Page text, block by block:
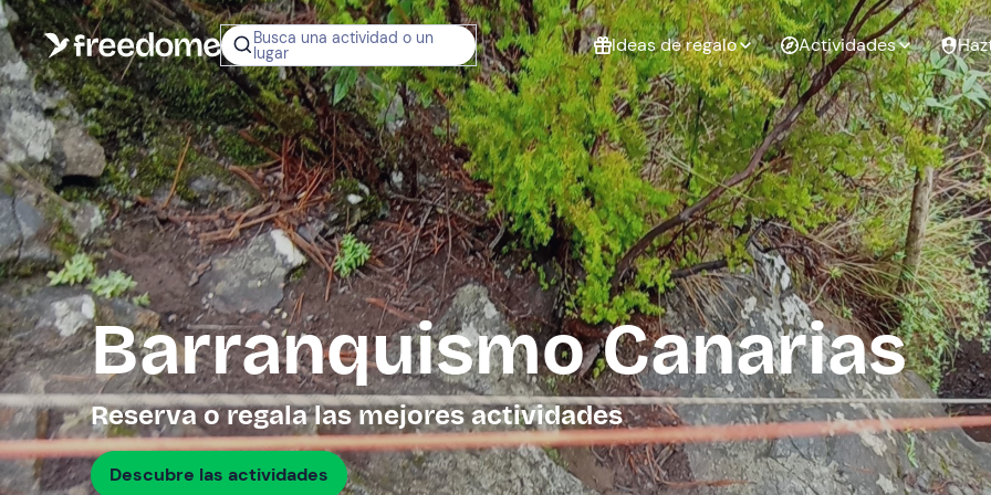
Busca una actividad o un
lugar Ideas de regalo
¿No sabes qué
regalar?
Tarjeta Regalo
Freedome
Un regalo digital que te
permite elegir
experiencias al aire libre
en toda España
Regala una tarjeta
Experiencias
para regalar
Experiencias
para regalar
en pareja
Regalo de
cumpleaños
Regalo de
graduación
Despedida de
soltero
Despedida de
soltera
Actividades
Barranquismo Canarias
Reserva o regala las mejores actividades
Descubre las actividades